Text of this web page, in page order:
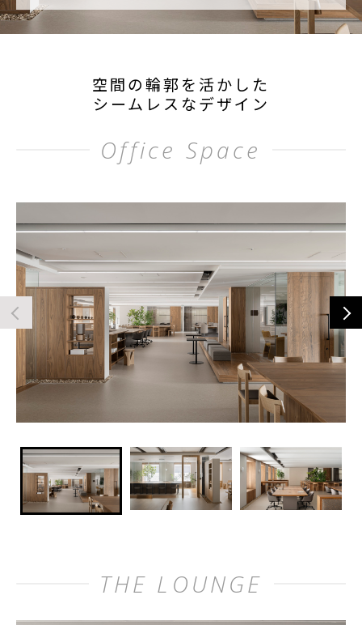
空間の輪郭を活かした
シームレスなデザイン
Office Space
THE LOUNGE